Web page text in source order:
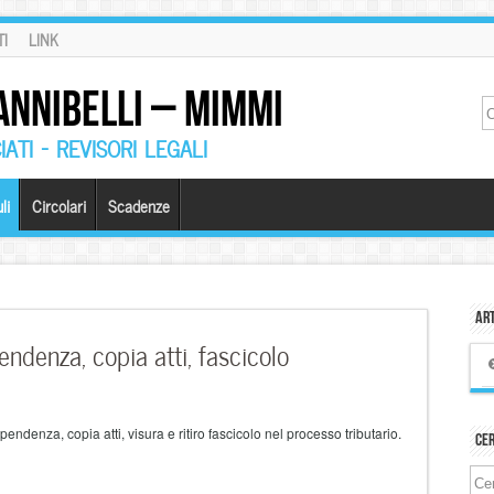
LINK
– MIMMI
– REVISORI LEGALI
Circolari Scadenze
copia atti, fascicolo
copia atti, visura e ritiro fascicolo nel processo tributario.